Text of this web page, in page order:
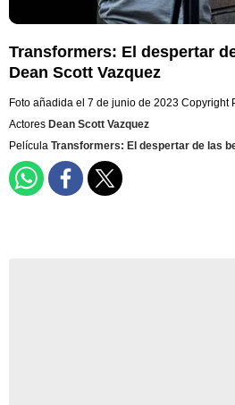
Transformers: El despertar
Dean Scott Vazquez
Foto añadida el 7 de junio de 2023 Copyright
Actores Dean Scott Vazquez
Película Transformers: El despertar de las